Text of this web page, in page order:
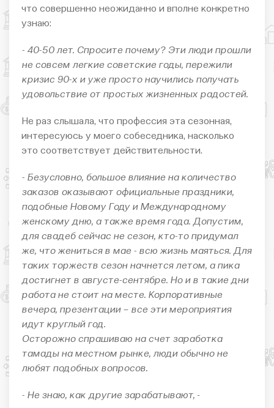
что совершенно неожиданно и вполне конкретно
узнаю:
- 40-50 лет. Спросите почему? Эти люди прошли
не совсем легкие советские годы, пережили
кризис 90-х и уже просто научились получать
удовольствие от простых жизненных радостей.
Не раз слышала, что профессия эта сезонная,
интересуюсь у моего собеседника, насколько
это соответствует действительности.
- Безусловно, большое влияние на количество
заказов оказывают официальные праздники,
подобные Новому Году и Международному
женскому дню, а также время года. Допустим,
для свадеб сейчас не сезон, кто-то придумал
же, что жениться в мае - всю жизнь маяться. Для
таких торжеств сезон начнется летом, а пика
достигнет в августе-сентябре. Но и в такие дни
работа не стоит на месте. Корпоративные
вечера, презентации – все эти мероприятия
идут круглый год.
Осторожно спрашиваю на счет заработка
тамады на местном рынке, люди обычно не
любят подобных вопросов.
- Не знаю, как другие зарабатывают, -